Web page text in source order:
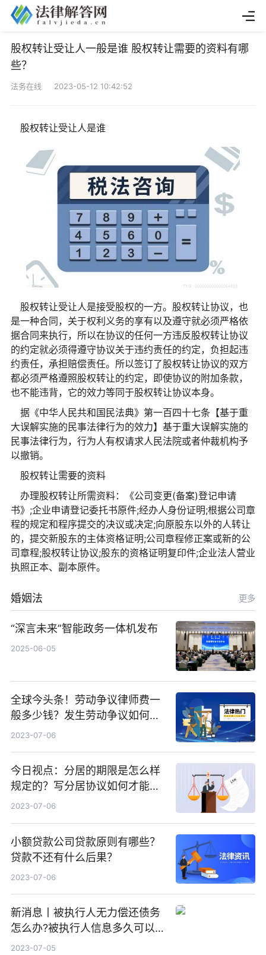
股权转让受让人一般是谁 股权转让需要的资料有哪
些？
法务在线 2023-05-12 10:42:52
股权转让受让人是谁
股权转让受让人是接受股权的一方。股权转让协议，也
是一种合同，关于权利义务的享有以及遵守就必须严格依
据合同来执行，所以在协议的任何一方违反股权转让协议
的约定就必须得遵守协议关于违约责任的约定，负担起违
约责任，承担赔偿责任。所以签订了股权转让协议的双方
都必须严格遵照股权转让的约定，即使协议的附加条款，
也不能违背，它的效力等同于股权转让协议本身。
据《中华人民共和国民法典》第一百四十七条【基于重
大误解实施的民事法律行为的效力】基于重大误解实施的
民事法律行为，行为人有权请求人民法院或者仲裁机构予
以撤销。
股权转让需要的资料
办理股权转让所需资料：《公司变更(备案)登记申请
书》;企业申请登记委托书原件;经办人身份证明;根据公司章
程的规定和程序提交的决议或决定;向原股东以外的人转让
的，提交新股东的主体资格证明;公司章程修正案或新的公
司章程;股权转让协议;股东的资格证明复印件;企业法人营业
执照正本、副本原件。
婚姻法 更多
“深言未来”智能政务一体机发布
2025-06-05
全球今头条！劳动争议律师费一
般多少钱？发生劳动争议如何算
工资？
2023-07-06
今日视点：分居的期限是怎么样
规定的？写分居协议如何才能有
效？
2023-07-06
小额贷款公司贷款原则有哪些？
贷款不还有什么后果？
2023-07-06
新消息丨被执行人无力偿还债务
怎么办?被执行人信息多久可以
消除?
2023-07-05